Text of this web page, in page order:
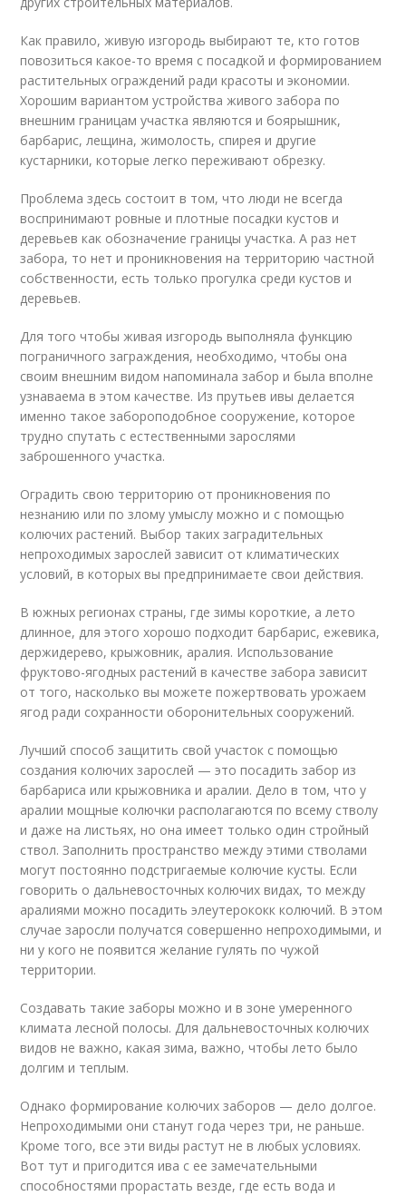
Как правило, живую изгородь выбирают те, кто готов
повозиться какое-то время с посадкой и формированием
растительных ограждений ради красоты и экономии.
Хорошим вариантом устройства живого забора по
внешним границам участка являются и боярышник,
барбарис, лещина, жимолость, спирея и другие
кустарники, которые легко переживают обрезку.
Проблема здесь состоит в том, что люди не всегда
воспринимают ровные и плотные посадки кустов и
деревьев как обозначение границы участка. А раз нет
забора, то нет и проникновения на территорию частной
собственности, есть только прогулка среди кустов и
деревьев.
Для того чтобы живая изгородь выполняла функцию
пограничного заграждения, необходимо, чтобы она
своим внешним видом напоминала забор и была вполне
узнаваема в этом качестве. Из прутьев ивы делается
именно такое забороподобное сооружение, которое
трудно спутать с естественными зарослями
заброшенного участка.
Оградить свою территорию от проникновения по
незнанию или по злому умыслу можно и с помощью
колючих растений. Выбор таких заградительных
непроходимых зарослей зависит от климатических
условий, в которых вы предпринимаете свои действия.
В южных регионах страны, где зимы короткие, а лето
длинное, для этого хорошо подходит барбарис, ежевика,
держидерево, крыжовник, аралия. Использование
фруктово-ягодных растений в качестве забора зависит
от того, насколько вы можете пожертвовать урожаем
ягод ради сохранности оборонительных сооружений.
Лучший способ защитить свой участок с помощью
создания колючих зарослей — это посадить забор из
барбариса или крыжовника и аралии. Дело в том, что у
аралии мощные колючки располагаются по всему стволу
и даже на листьях, но она имеет только один стройный
ствол. Заполнить пространство между этими стволами
могут постоянно подстригаемые колючие кусты. Если
говорить о дальневосточных колючих видах, то между
аралиями можно посадить элеутерококк колючий. В этом
случае заросли получатся совершенно непроходимыми, и
ни у кого не появится желание гулять по чужой
территории.
Создавать такие заборы можно и в зоне умеренного
климата лесной полосы. Для дальневосточных колючих
видов не важно, какая зима, важно, чтобы лето было
долгим и теплым.
Однако формирование колючих заборов — дело долгое.
Непроходимыми они станут года через три, не раньше.
Кроме того, все эти виды растут не в любых условиях.
Вот тут и пригодится ива с ее замечательными
способностями прорастать везде, где есть вода и